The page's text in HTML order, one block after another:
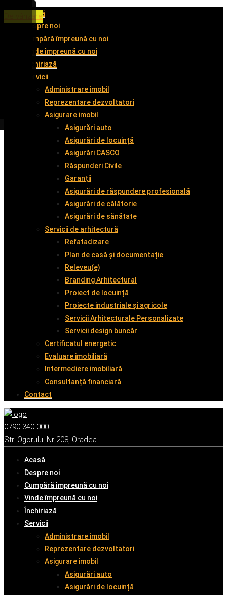
Acasă
Despre noi
Cumpără împreună cu noi
Vinde împreună cu noi
Închiriază
Servicii
Administrare imobil
Reprezentare dezvoltatori
Asigurare imobil
Asigurări auto
Asigurări de locuință
Asigurări CASCO
Răspunderi Civile
Garanții
Asigurări de răspundere profesională
Asigurări de călătorie
Asigurări de sănătate
Servicii de arhitectură
Refatadizare
Plan de casă și documentație
Releveu(e)
Branding Arhitectural
Proiect de locuință
Proiecte industriale și agricole
Servicii Arhitecturale Personalizate
Servicii design buncăr
Certificatul energetic
Evaluare imobiliară
Intermediere imobiliară
Consultanță financiară
Contact
0790 340 000
Str. Ogorului Nr 208, Oradea
Acasă
Despre noi
Cumpără împreună cu noi
Vinde împreună cu noi
Închiriază
Servicii
Administrare imobil
Reprezentare dezvoltatori
Asigurare imobil
Asigurări auto
Asigurări de locuință
De vânzare
De vânzare
De vânzare
De vânzare